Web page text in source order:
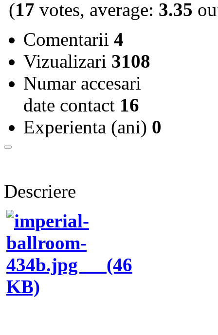
(17 votes, average: 3.35
Comentarii 4
Vizualizari 3108
Numar accesari
date contact 16
Experienta (ani) 0
Descriere